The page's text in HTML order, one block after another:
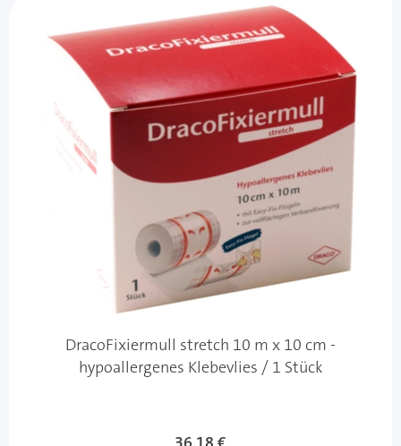
DracoFixiermull stretch 10 m x 10 cm -
hypoallergenes Klebevlies / 1 Stück